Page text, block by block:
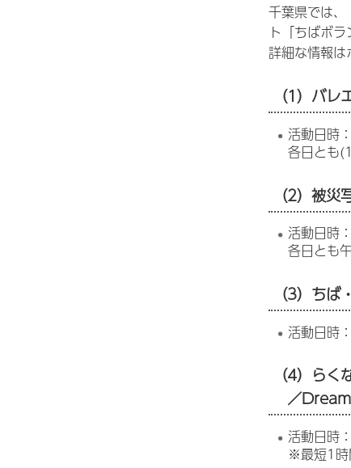
千葉県では
ト「ちばボ
詳細な情報は
（1）バ
活動日時
各日とも
（2）被
活動日時
各日とも
（3）ち
活動日時
（4）ら
／
活動日時
※最短1時